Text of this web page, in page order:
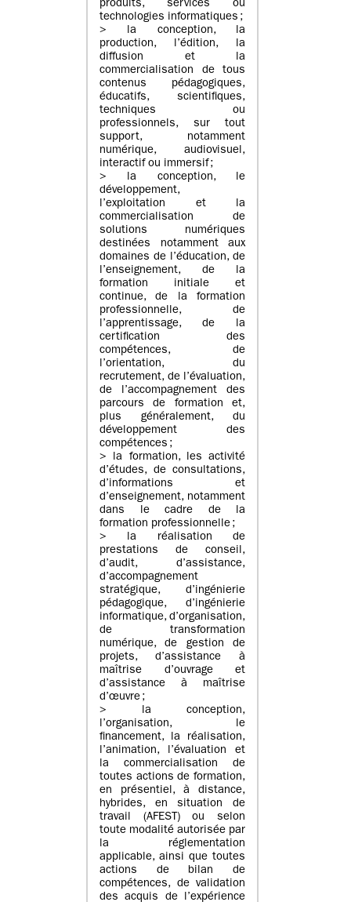
produits, services ou
technologies informatiques ;
> la conception, la
production, l’édition, la
diffusion et la
commercialisation de tous
contenus pédagogiques,
éducatifs, scientifiques,
techniques ou
professionnels, sur tout
support, notamment
numérique, audiovisuel,
interactif ou immersif ;
> la conception, le
développement,
l’exploitation et la
commercialisation de
solutions numériques
destinées notamment aux
domaines de l’éducation, de
l’enseignement, de la
formation initiale et
continue, de la formation
professionnelle, de
l’apprentissage, de la
certification des
compétences, de
l’orientation, du
recrutement, de l’évaluation,
de l’accompagnement des
parcours de formation et,
plus généralement, du
développement des
compétences ;
> la formation, les activité
d’études, de consultations,
d’informations et
d’enseignement, notamment
dans le cadre de la
formation professionnelle ;
> la réalisation de
prestations de conseil,
d’audit, d’assistance,
d’accompagnement
stratégique, d’ingénierie
pédagogique, d’ingénierie
informatique, d’organisation,
de transformation
numérique, de gestion de
projets, d’assistance à
maîtrise d’ouvrage et
d’assistance à maîtrise
d’œuvre ;
> la conception,
l’organisation, le
financement, la réalisation,
l’animation, l’évaluation et
la commercialisation de
toutes actions de formation,
en présentiel, à distance,
hybrides, en situation de
travail (AFEST) ou selon
toute modalité autorisée par
la réglementation
applicable, ainsi que toutes
actions de bilan de
compétences, de validation
des acquis de l’expérience